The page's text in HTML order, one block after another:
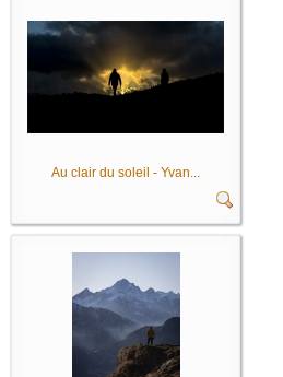
Au clair du soleil - Yvan...